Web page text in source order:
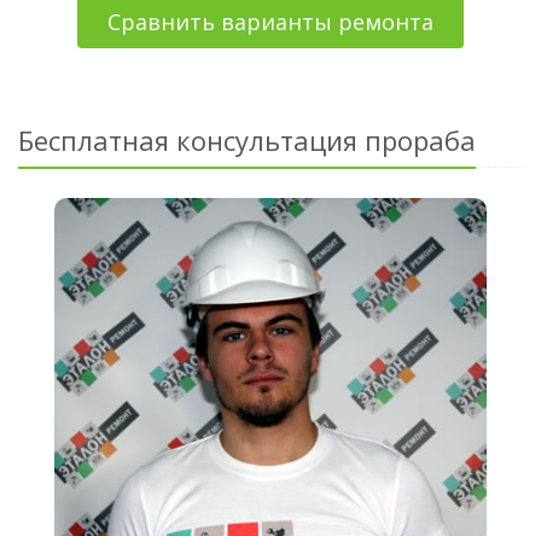
Сравнить варианты ремонта
Бесплатная консультация прораба